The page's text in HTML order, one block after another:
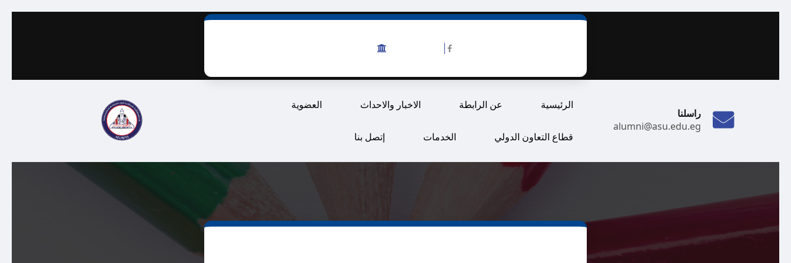
الرئيسية عن الرابطة الاخبار والاحداث العضوية
قطاع التعاون الدولي الخدمات إتصل بنا
راسلنا
alumni@asu.edu.eg